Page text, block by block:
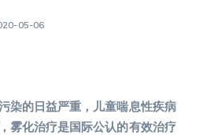
05-06
染的日益严重，儿童喘息性疾病
雾化治疗是国际公认的有效治疗